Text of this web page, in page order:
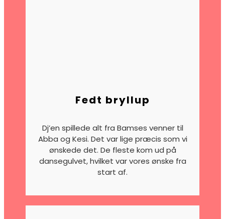
Fedt bryllup
Dj’en spillede alt fra Bamses venner til
Abba og Kesi. Det var lige præcis som vi
ønskede det. De fleste kom ud på
dansegulvet, hvilket var vores ønske fra
start af.